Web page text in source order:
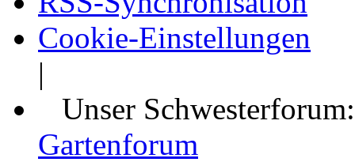
Cookie-Einstellungen
|
Unser
Gartenforum